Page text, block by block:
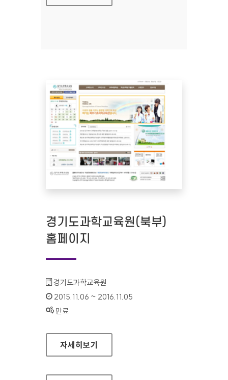
경기도과학교육원(북부)
홈페이지
기관명 :
경기도과학교육원
인증기간 :
2015.11.06 ~ 2016.11.05
상태 :
만료
경기도과학교육원(북부) 홈페이지
자세히보기